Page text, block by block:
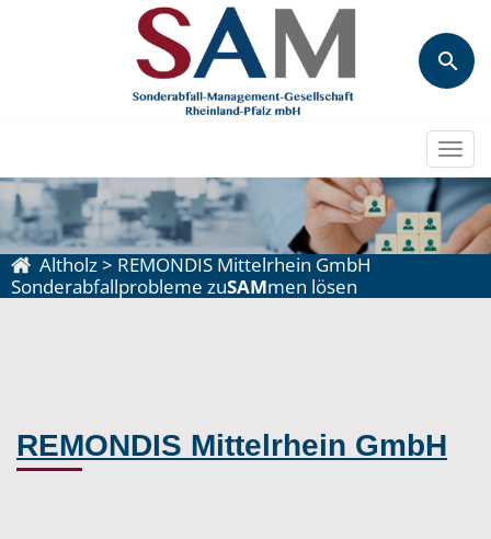
Altholz> REMONDIS Mittelrhein GmbH
Sonderabfallprobleme zuSAMmen lösen
REMONDIS Mittelrhein GmbH